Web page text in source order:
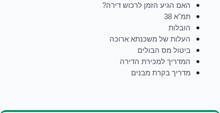
האם הגיע הזמן לרכוש דירה?
תמ"א 38
הובלות
העלות של משכנתא ארוכה
ביטול מס הבולים
המדריך למכירת הדירה
מדריך בקרת מבנים